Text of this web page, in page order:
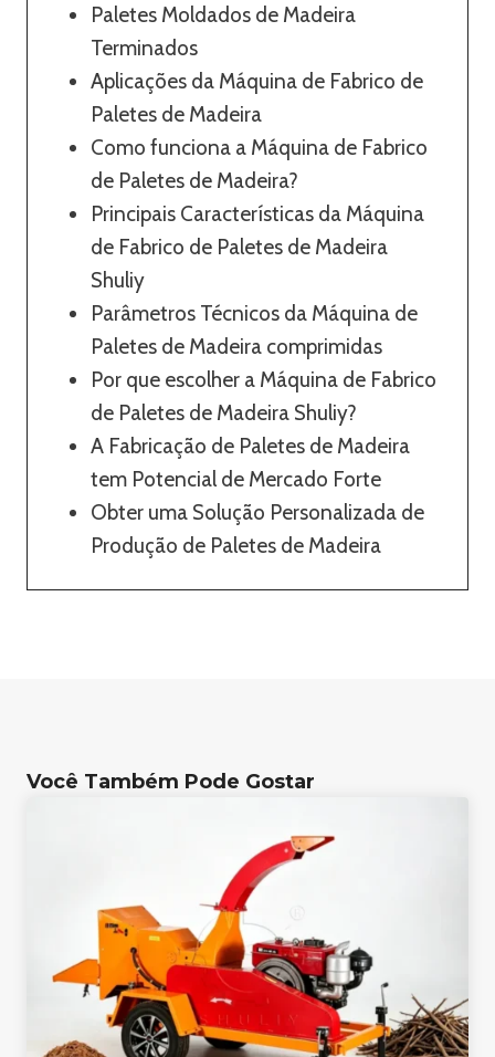
Paletes Moldados de Madeira
Terminados
Aplicações da Máquina de Fabrico de
Paletes de Madeira
Como funciona a Máquina de Fabrico
de Paletes de Madeira?
Principais Características da Máquina
de Fabrico de Paletes de Madeira
Shuliy
Parâmetros Técnicos da Máquina de
Paletes de Madeira comprimidas
Por que escolher a Máquina de Fabrico
de Paletes de Madeira Shuliy?
A Fabricação de Paletes de Madeira
tem Potencial de Mercado Forte
Obter uma Solução Personalizada de
Produção de Paletes de Madeira
Você Também Pode Gostar